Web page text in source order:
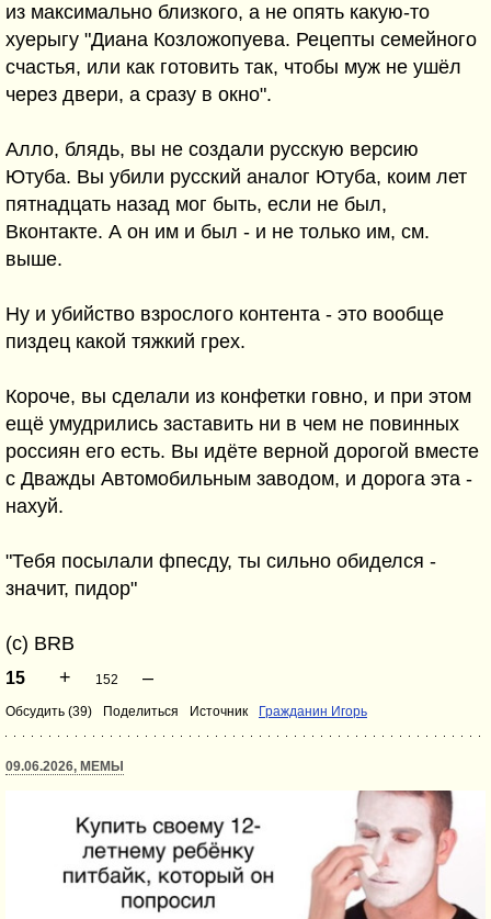
из максимально близкого, а не опять какую-то
хуерыгу "Диана Козложопуева. Рецепты семейного
счастья, или как готовить так, чтобы муж не ушёл
через двери, а сразу в окно".
Алло, блядь, вы не создали русскую версию
Ютуба. Вы убили русский аналог Ютуба, коим лет
пятнадцать назад мог быть, если не был,
Вконтакте. А он им и был - и не только им, см.
выше.
Ну и убийство взрослого контента - это вообще
пиздец какой тяжкий грех.
Короче, вы сделали из конфетки говно, и при этом
ещё умудрились заставить ни в чем не повинных
россиян его есть. Вы идёте верной дорогой вместе
с Дважды Автомобильным заводом, и дорога эта -
нахуй.
"Тебя посылали фпесду, ты сильно обиделся -
значит, пидор"
(с) BRB
15 + 152 –
Обсудить (39) Поделиться Источник Гражданин Игорь
09.06.2026, МЕМЫ